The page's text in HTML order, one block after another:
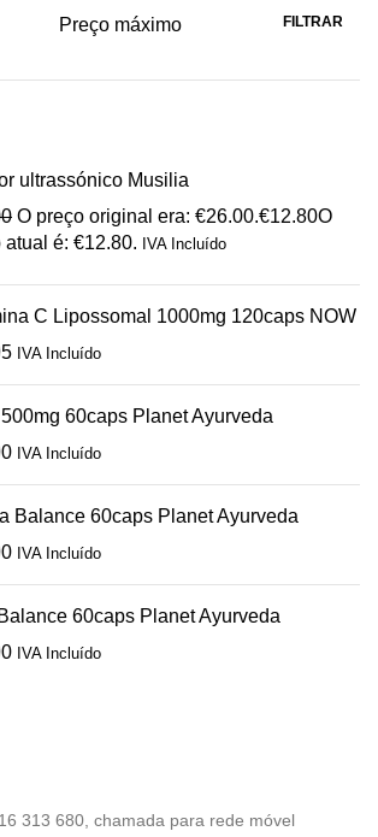
Preço máximo FILTRAR
ultrassónico Musilia
O preço original era: €26.00.€12.80O
atual é: €12.80. IVA Incluído
C Lipossomal 1000mg 120caps NOW
IVA Incluído
60caps Planet Ayurveda
IVA Incluído
Balance 60caps Planet Ayurveda
IVA Incluído
60caps Planet Ayurveda
IVA Incluído
313 680, chamada para rede móvel